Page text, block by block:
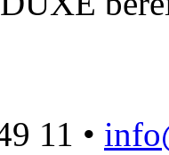
11 •